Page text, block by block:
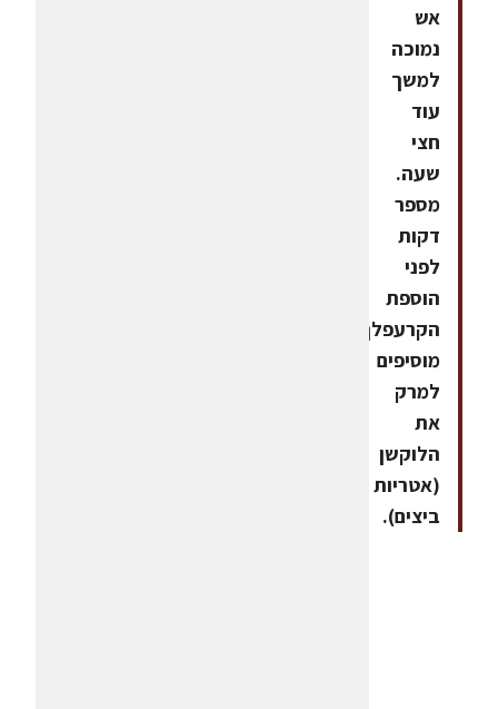
אש
נמוכה
למשך
עוד
חצי
שעה.
מספר
דקות
לפני
הוספת
הקרעפלך
מוסיפים
למרק
את
הלוקשן
(אטריות
ביצים).